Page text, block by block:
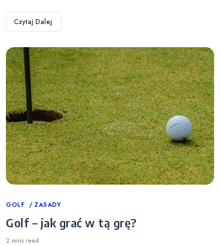
Czytaj Dalej
Categories
GOLF ZASADY
Golf – jak grać w tą grę?
2 mins read